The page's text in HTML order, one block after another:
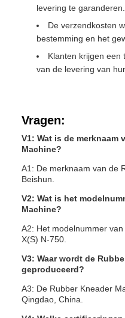
levering te garanderen.
De verzendkosten
bestemming en het
Klanten krijgen een
van de levering van
Vragen:
V1: Wat is de merknaam
Machine?
A1: De merknaam van de
Beishun.
V2: Wat is het
Machine?
A2: Het modelnummer
X(S) N-750.
V3: Waar wordt de
geproduceerd?
A3: De Rubber Kneader
Qingdao, China.